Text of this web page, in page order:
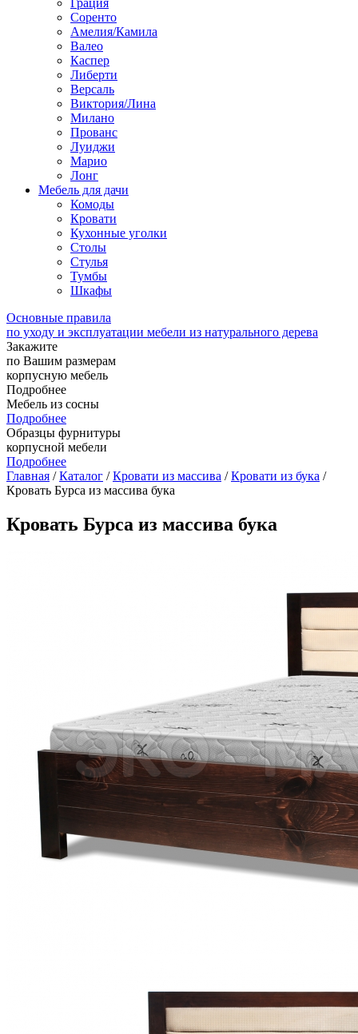
Грация
Соренто
Амелия/Камила
Валео
Каспер
Либерти
Версаль
Виктория/Лина
Милано
Прованс
Луиджи
Марио
Лонг
Мебель для дачи
Комоды
Кровати
Кухонные уголки
Столы
Стулья
Тумбы
Шкафы
Основные правила
по уходу и эксплуатации мебели из натурального дерева
Закажите
по Вашим размерам
корпусную мебель
Подробнее
Мебель из сосны
Подробнее
Образцы фурнитуры
корпусной мебели
Подробнее
Главная /Каталог /Кровати из массива /Кровати из бука /
Кровать Бурса из массива бука
Кровать Бурса из массива бука